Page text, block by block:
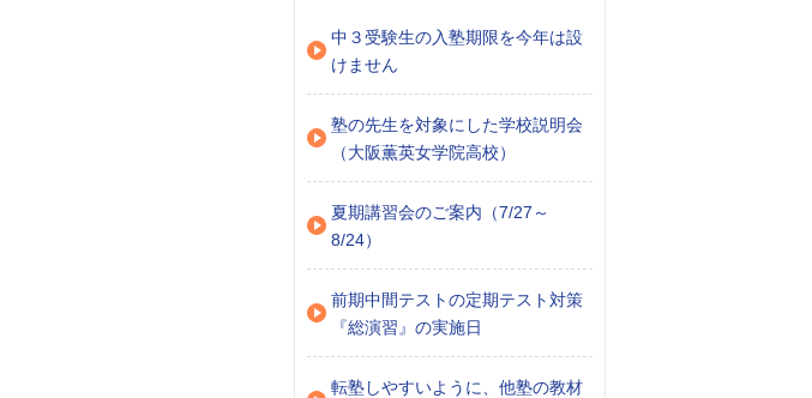
中３受験生の入塾期限を今年は設
けません
塾の先生を対象にした学校説明会
（大阪薫英女学院高校）
夏期講習会のご案内（7/27～
8/24）
前期中間テストの定期テスト対策
『総演習』の実施日
転塾しやすいように、他塾の教材